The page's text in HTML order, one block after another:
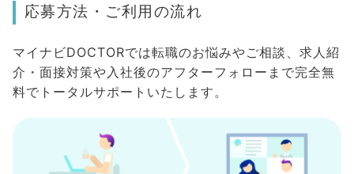
応募方法・ご利用の流れ
マイナビDOCTORでは転職のお悩みやご相談、求人紹
介・面接対策や入社後のアフターフォローまで完全無
料でトータルサポートいたします。